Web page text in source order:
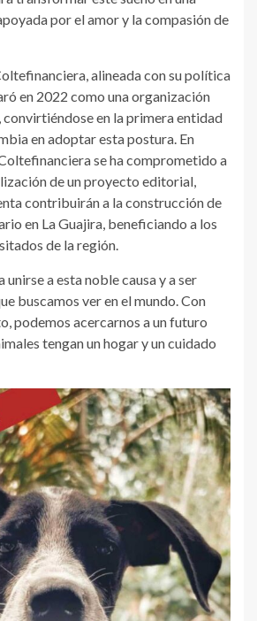
por el amor y la compasión de
alineada con su política
en 2022 como una organización
convirtiéndose en la primera entidad
en adoptar esta postura. En
se ha comprometido a
de un proyecto editorial,
contribuirán a la construcción de
en La Guajira, beneficiando a los
de la región.
unirse a esta noble causa y a ser
buscamos ver en el mundo. Con
podemos acercarnos a un futuro
tengan un hogar y un cuidado